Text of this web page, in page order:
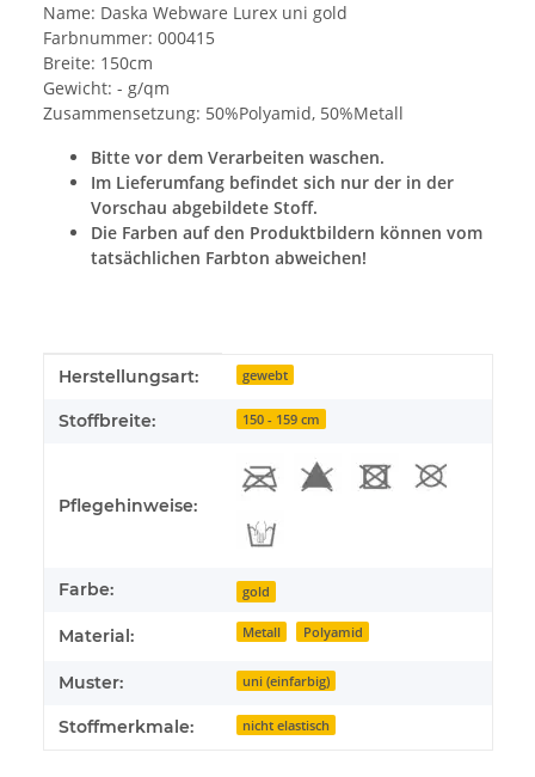
Name: Daska Webware Lurex uni gold
Farbnummer: 000415
Breite: 150cm
Gewicht: - g/qm
Zusammensetzung: 50%Polyamid, 50%Metall
Bitte vor dem Verarbeiten waschen.
Im Lieferumfang befindet sich nur der in der
Vorschau abgebildete Stoff.
Die Farben auf den Produktbildern können vom
tatsächlichen Farbton abweichen!
Produkteigenschaft
Wert
Herstellungsart: gewebt
Stoffbreite: 150 - 159 cm
Pflegehinweise:
Farbe: gold
Material: Metall Polyamid
Muster: uni (einfarbig)
Stoffmerkmale: nicht elastisch